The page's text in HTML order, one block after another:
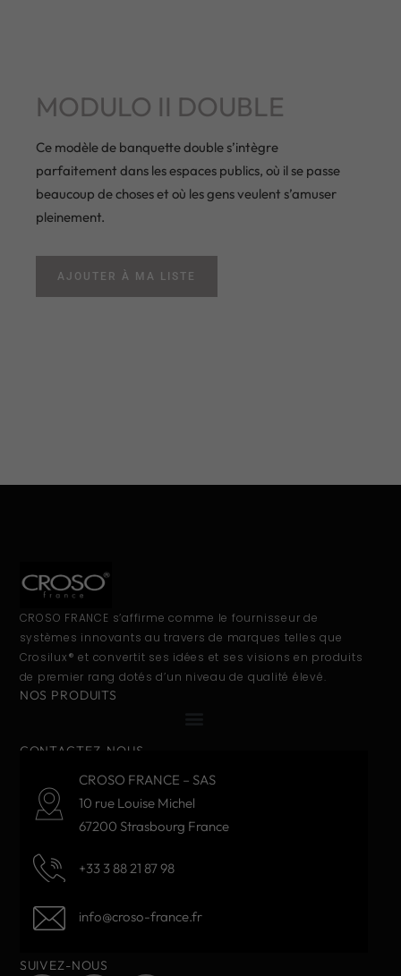
MODULO II DOUBLE
Ce modèle de banquette double s’intègre
parfaitement dans les espaces publics, où il se passe
beaucoup de choses et où les gens veulent s’amuser
pleinement.
AJOUTER À MA LISTE
CROSO FRANCE s’affirme comme le fournisseur de
systèmes innovants au travers de marques telles que
Crosilux® et convertit ses idées et ses visions en produits
de premier rang dotés d’un niveau de qualité élevé.
NOS PRODUITS
CONTACTEZ-NOUS
CROSO FRANCE – SAS
10 rue Louise Michel
67200 Strasbourg France
+33 3 88 21 87 98
info@croso-france.fr
SUIVEZ-NOUS